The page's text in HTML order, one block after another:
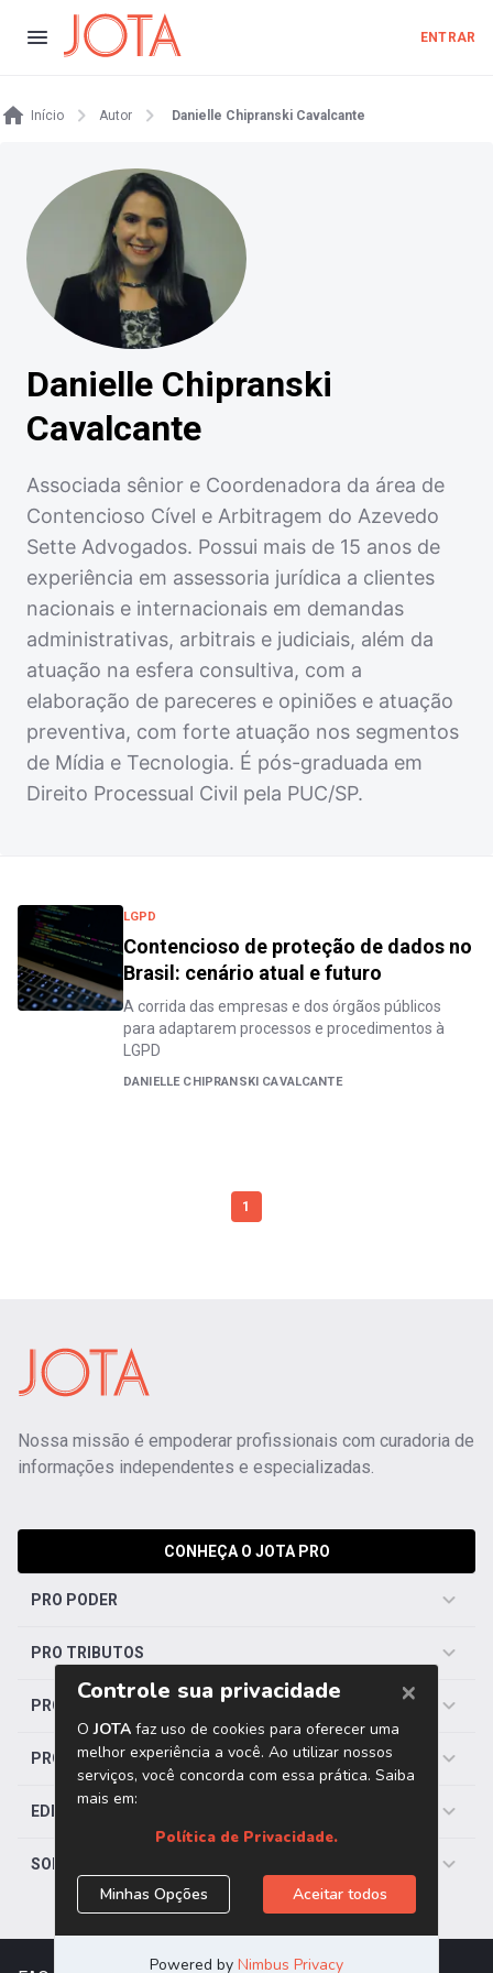
ENTRAR
Início Autor Danielle Chipranski Cavalcante
Danielle Chipranski
Cavalcante
Associada sênior e Coordenadora da área de
Contencioso Cível e Arbitragem do Azevedo
Sette Advogados. Possui mais de 15 anos de
experiência em assessoria jurídica a clientes
nacionais e internacionais em demandas
administrativas, arbitrais e judiciais, além da
atuação na esfera consultiva, com a
elaboração de pareceres e opiniões e atuação
preventiva, com forte atuação nos segmentos
de Mídia e Tecnologia. É pós-graduada em
Direito Processual Civil pela PUC/SP.
LGPD
Contencioso de proteção de dados no
Brasil: cenário atual e futuro
A corrida das empresas e dos órgãos públicos
para adaptarem processos e procedimentos à
LGPD
DANIELLE CHIPRANSKI CAVALCANTE
1
Nossa missão é empoderar profissionais com curadoria de
informações independentes e especializadas.
CONHEÇA O JOTA PRO
PRO PODER
PRO TRIBUTOS
PRO TRABALHISTA
PRO SAÚDE
EDITORIAS
SOBRE O JOTA